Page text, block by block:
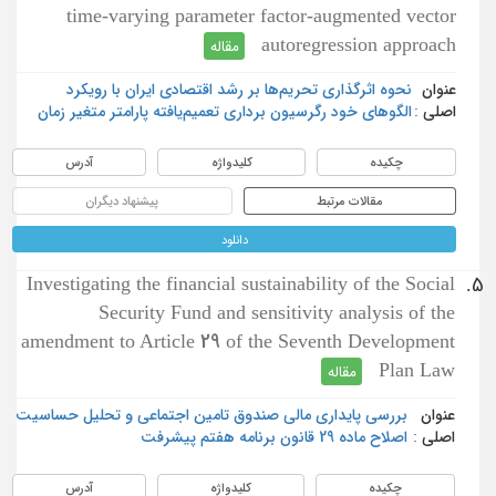
time-varying parameter factor-augmented vector
autoregression approach
مقاله
عنوان
اصلی :
نحوه اثر‌گذاری تحریم‌ها بر رشد اقتصادی ایران با رویکرد
الگو‌های خود رگرسیون برداری تعمیم‌یافته پارامتر متغیر زمان
چکیده کلیدواژه آدرس
مقالات مرتبط پیشنهاد دیگران
دانلود
5.
Investigating the financial sustainability of the Social
Security Fund and sensitivity analysis of the
amendment to Article 29 of the Seventh Development
Plan Law
مقاله
عنوان
اصلی :
بررسی پایداری مالی صندوق تامین اجتماعی و تحلیل حساسیت
اصلاح ماده 29 قانون برنامه هفتم پیشرفت
چکیده کلیدواژه آدرس